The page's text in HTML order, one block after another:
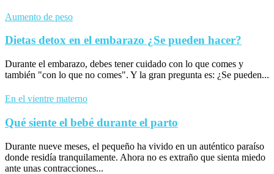
Aumento de peso
Dietas detox en el embarazo ¿Se pueden hacer?
Durante el embarazo, debes tener cuidado con lo que comes y
también "con lo que no comes". Y la gran pregunta es: ¿Se pueden...
En el vientre materno
Qué siente el bebé durante el parto
Durante nueve meses, el pequeño ha vivido en un auténtico paraíso
donde residía tranquilamente. Ahora no es extraño que sienta miedo
ante unas contracciones...